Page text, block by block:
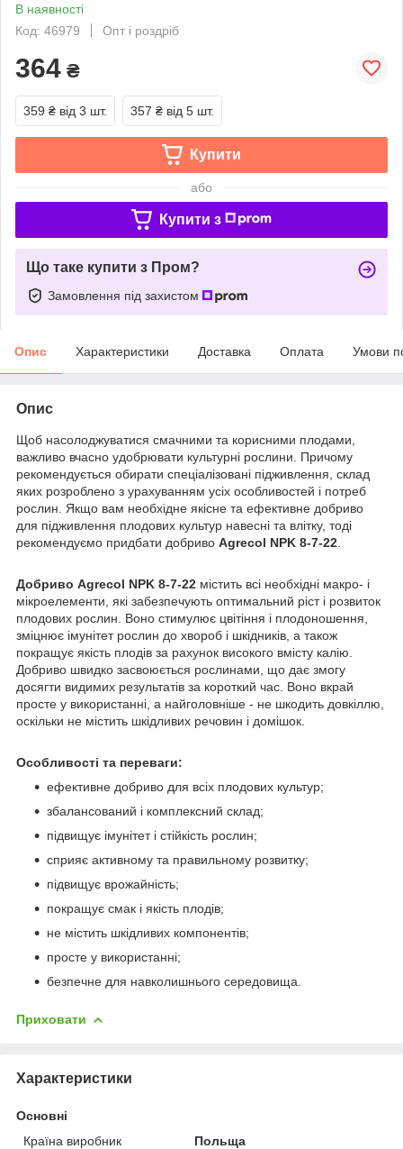
В наявності
Код: 46979
Опт і роздріб
364 ₴
359 ₴ від 3 шт. 357 ₴ від 5 шт.
Купити
або
Купити з
Що таке купити з Пром?
Замовлення під захистом
Опис Характеристики Доставка Оплата Умови
Опис
Щоб насолоджуватися смачними та корисними плодами,
важливо вчасно удобрювати культурні рослини. Причому
рекомендується обирати спеціалізовані підживлення, склад
яких розроблено з урахуванням усіх особливостей і потреб
рослин. Якщо вам необхідне якісне та ефективне добриво
для підживлення плодових культур навесні та влітку, тоді
рекомендуємо придбати добриво Agrecol NPK 8-7-22
Добриво Agrecol NPK 8-7-22 містить всі необхідні макро- і
мікроелементи, які забезпечують оптимальний ріст і розвиток
плодових рослин. Воно стимулює цвітіння і плодоношення,
зміцнює імунітет рослин до хвороб і шкідників, а також
покращує якість плодів за рахунок високого вмісту калію.
Добриво швидко засвоюється рослинами, що дає змогу
досягти видимих результатів за короткий час. Воно вкрай
просте у використанні, а найголовніше - не шкодить довкіллю,
оскільки не містить шкідливих речовин і домішок.
Особливості та переваги:
ефективне добриво для всіх плодових культур;
збалансований і комплексний склад;
підвищує імунітет і стійкість рослин;
сприяє активному та правильному розвитку;
підвищує врожайність;
покращує смак і якість плодів;
не містить шкідливих компонентів;
просте у використанні;
безпечне для навколишнього середовища.
Приховати
Характеристики
Основні
Країна виробник
Польща